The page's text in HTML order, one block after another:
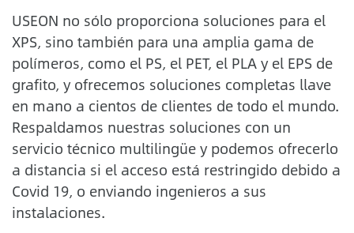
USEON no sólo proporciona soluciones para el
XPS, sino también para una amplia gama de
polímeros, como el PS, el PET, el PLA y el EPS de
grafito, y ofrecemos soluciones completas llave
en mano a cientos de clientes de todo el mundo.
Respaldamos nuestras soluciones con un
servicio técnico multilingüe y podemos ofrecerlo
a distancia si el acceso está restringido debido a
Covid 19, o enviando ingenieros a sus
instalaciones.